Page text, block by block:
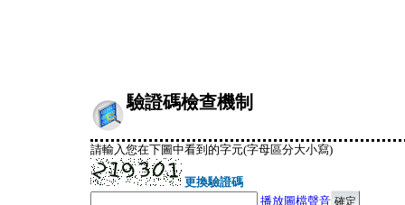
驗證碼檢查機制
請輸入您在下圖中看到的字元(字母區分大小寫)
更換驗證碼
播放圖檔聲音